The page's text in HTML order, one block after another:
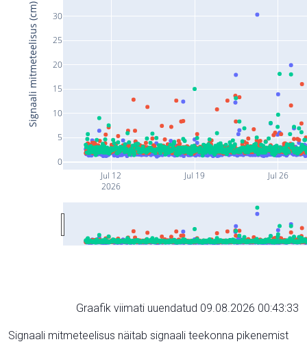
Jul 12
2026
Jul 19 Jul 26
0
5
10
15
20
25
30
Signaali mitmeteelisus (cm)
Graafik viimati uuendatud 09.08.2026 00:43:33
Signaali mitmeteelisus näitab signaali teekonna pikenemist